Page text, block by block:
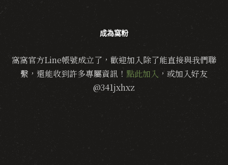
成為窩粉
窩窩官方Line帳號成立了，歡迎加入除了能直接與我們聯
繫，還能收到許多專屬資訊！ 點此加入 ，或加入好友
@341jxhxz